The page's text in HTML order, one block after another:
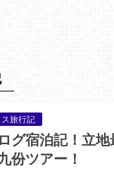
旅行記
グ宿泊記！立
份ツアー！